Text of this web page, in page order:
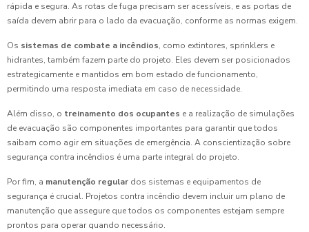
rápida e segura. As rotas de fuga precisam ser acessíveis, e as portas de
saída devem abrir para o lado da evacuação, conforme as normas exigem.
Os sistemas de combate a incêndios, como extintores, sprinklers e
hidrantes, também fazem parte do projeto. Eles devem ser posicionados
estrategicamente e mantidos em bom estado de funcionamento,
permitindo uma resposta imediata em caso de necessidade.
Além disso, o treinamento dos ocupantes e a realização de simulações
de evacuação são componentes importantes para garantir que todos
saibam como agir em situações de emergência. A conscientização sobre
segurança contra incêndios é uma parte integral do projeto.
Por fim, a manutenção regular dos sistemas e equipamentos de
segurança é crucial. Projetos contra incêndio devem incluir um plano de
manutenção que assegure que todos os componentes estejam sempre
prontos para operar quando necessário.